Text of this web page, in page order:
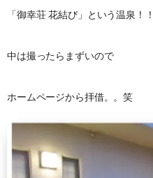
「御幸荘 花結び」という温泉！！
中は撮ったらまずいので
ホームページから拝借。。笑